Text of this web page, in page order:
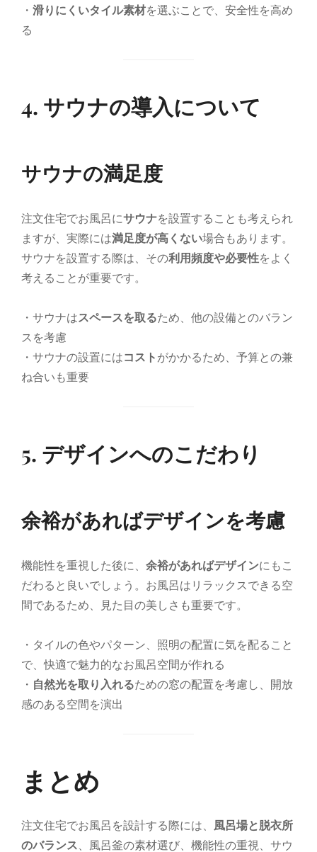
・ 滑りにくいタイル素材を選ぶことで、安全性を高め
る
4. サウナの導入について
サウナの満足度
注文住宅でお風呂にサウナを設置することも考えられ
ますが、実際には満足度が高くない場合もあります。
サウナを設置する際は、その利用頻度や必要性をよく
考えることが重要です。
・サウナはスペースを取るため、他の設備とのバラン
スを考慮
・サウナの設置にはコストがかかるため、予算との兼
ね合いも重要
5. デザインへのこだわり
余裕があればデザインを考慮
機能性を重視した後に、 余裕があればデザインにもこ
だわると良いでしょう。お風呂はリラックスできる空
間であるため、見た目の美しさも重要です。
・タイルの色やパターン、照明の配置に気を配ること
で、快適で魅力的なお風呂空間が作れる
・ 自然光を取り入れるための窓の配置を考慮し、開放
感のある空間を演出
まとめ
注文住宅でお風呂を設計する際には、 風呂場と脱衣所
のバランス、風呂釜の素材選び、機能性の重視、サウ